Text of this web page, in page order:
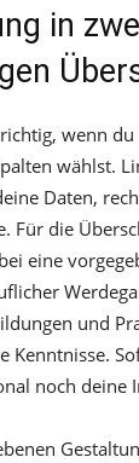
in
wenn
wählst.
Daten,
Für die
eine
und
Kenntnisse.
noch deine